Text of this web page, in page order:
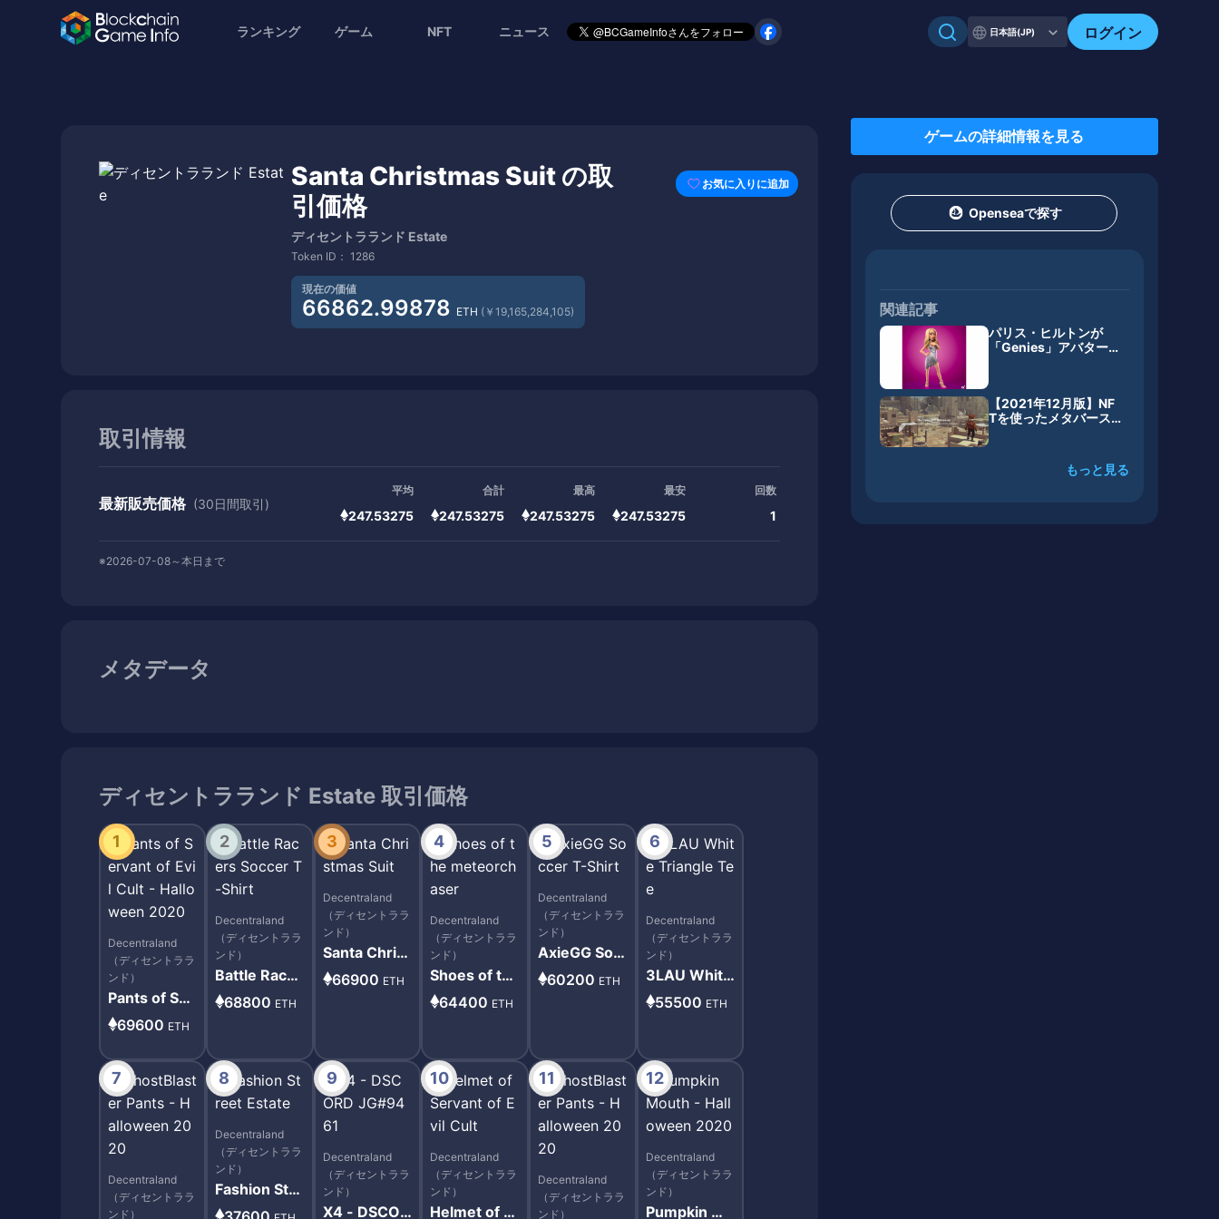
ランキング ゲーム NFT ニュース 日本語(JP) ログイン
Santa Christmas Suit の取
引価格
ディセントラランド Estate
Token ID： 1286
現在の価値
66862.99878 ETH (￥19,165,284,105)
お気に入りに追加
取引情報
最新販売価格 (30日間取引)
平均 合計 最高 最安 回数
247.53275 247.53275 247.53275 247.53275 1
※2026-07-08～本日まで
メタデータ
ディセントラランド Estate 取引価格
1
Decentraland
（ディセントララ
ンド）
Pants of Ser
vant of Evil
Cult - Hallo
69600 ETH
2
Decentraland
（ディセントララ
ンド）
Battle Racer
s Soccer T-
Shirt
68800 ETH
3
Decentraland
（ディセントララ
ンド）
Santa Christ
mas Suit
66900 ETH
4
Decentraland
（ディセントララ
ンド）
Shoes of th
e meteorch
aser
64400 ETH
5
Decentraland
（ディセントララ
ンド）
AxieGG Soc
cer T-Shirt
60200 ETH
6
Decentraland
（ディセントララ
ンド）
3LAU White
Triangle Tee
55500 ETH
7
Decentraland
（ディセントララ
ンド）
8
Decentraland
（ディセントララ
ンド）
Fashion Stre
et Estate
9
Decentraland
（ディセントララ
ンド）
X4 - DSCOR
10
Decentraland
（ディセントララ
ンド）
Helmet of S
11
Decentraland
（ディセントララ
ンド）
12
Decentraland
（ディセントララ
ンド）
Pumpkin Mo
ゲームの詳細情報を見る
Openseaで探す
関連記事
パリス・ヒルトンが
「Genies」アバターと
【2021年12月版】NF
Tを使ったメタバース
もっと見る